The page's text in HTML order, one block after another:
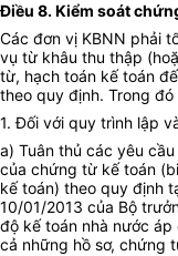
Điều 8. Kiểm soát
Các đơn vị KBNN phải
vụ từ khâu thu thập
từ, hạch toán kế toán
theo quy định. Trong
1. Đối với quy trình lập
a) Tuân thủ các yêu
của chứng từ kế toán
kế toán) theo quy định
10/01/2013 của Bộ
độ kế toán nhà nước áp
cả những hồ sơ, chứng